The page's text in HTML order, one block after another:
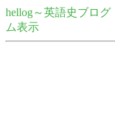
hellog～英語史ブログ
ム表示